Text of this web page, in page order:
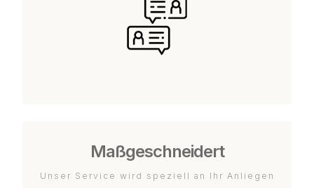
Maßgeschneidert
Unser Service wird speziell an Ihr Anliegen